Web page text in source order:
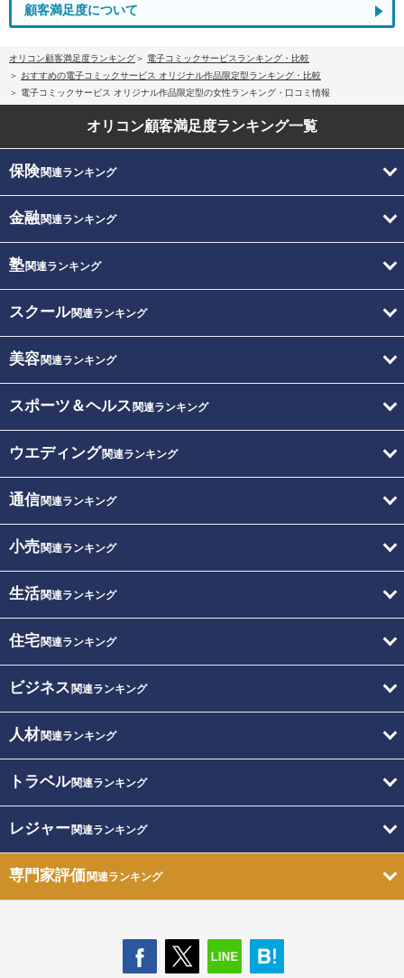
顧客満足度について
オリコン顧客満足度ランキング
電子コミックサービスランキング・比較
おすすめの電子コミックサービス オリジナル作品限定型ランキング・比較
電子コミックサービス オリジナル作品限定型の女性ランキング・口コミ情報
オリコン顧客満足度ランキング一覧
保険関連ランキング
金融関連ランキング
塾関連ランキング
スクール関連ランキング
美容関連ランキング
スポーツ＆ヘルス 関連ランキング
ウエディング関連ランキング
通信関連ランキング
小売関連ランキング
生活関連ランキング
住宅関連ランキング
ビジネス 関連ランキング
人材関連ランキング
トラベル関連ランキング
レジャー関連ランキング
専門家評価関連ランキング